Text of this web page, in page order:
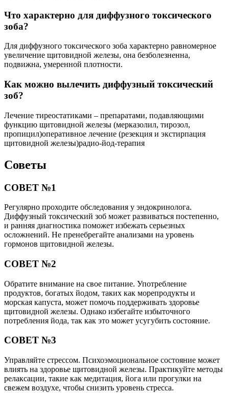
Что характерно для диффузного токсического
зоба?
Для диффузного токсического зоба характерно равномерное
увеличение щитовидной железы, она безболезненна,
подвижна, умеренной плотности.
Как можно вылечить диффузный токсический
зоб?
Лечение тиреостатиками – препаратами, подавляющими
функцию щитовидной железы (мерказолил, тирозол,
пропицил)оперативное лечение (резекция и экстирпация
щитовидной железы)радио-йод-терапия
Советы
СОВЕТ №1
Регулярно проходите обследования у эндокринолога.
Диффузный токсический зоб может развиваться постепенно,
и ранняя диагностика поможет избежать серьезных
осложнений. Не пренебрегайте анализами на уровень
гормонов щитовидной железы.
СОВЕТ №2
Обратите внимание на свое питание. Употребление
продуктов, богатых йодом, таких как морепродукты и
морская капуста, может помочь поддерживать здоровье
щитовидной железы. Однако избегайте избыточного
потребления йода, так как это может усугубить состояние.
СОВЕТ №3
Управляйте стрессом. Психоэмоциональное состояние может
влиять на здоровье щитовидной железы. Практикуйте методы
релаксации, такие как медитация, йога или прогулки на
свежем воздухе, чтобы снизить уровень стресса.